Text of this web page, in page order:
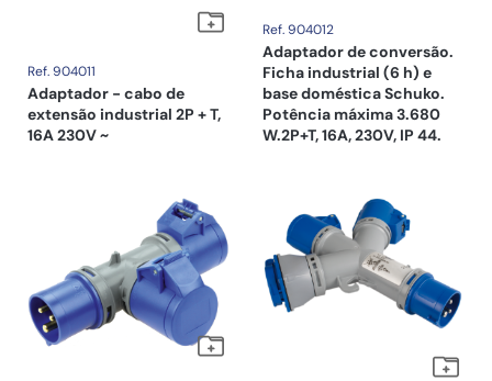
Ref. 904011
Adaptador - cabo de
extensão industrial 2P + T,
16A 230V ~
Ref. 904012
Adaptador de conversão.
Ficha industrial (6 h) e
base doméstica Schuko.
Potência máxima 3.680
W.2P+T, 16A, 230V, IP 44.